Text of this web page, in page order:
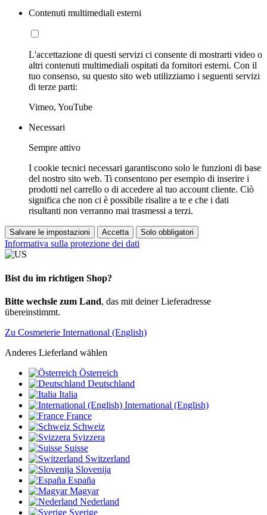
Contenuti multimediali esterni
L'accettazione di questi servizi ci consente di mostrarti video o
altri contenuti multimediali ospitati da fornitori esterni. Con il
tuo consenso, su questo sito web utilizziamo i seguenti servizi
di terze parti:
Vimeo, YouTube
Necessari
Sempre attivo
I cookie tecnici necessari garantiscono solo le funzioni di base
del nostro sito web. Ti consentono per esempio di inserire i
prodotti nel carrello o di accedere al tuo account cliente. Ciò
significa che non ci è possibile risalire a te e che i dati
risultanti non verranno mai trasmessi a terzi.
Salvare le impostazioni Accetta Solo obbligatori
Informativa sulla protezione dei dati
Bist du im richtigen Shop?
Bitte wechsle zum Land, das mit deiner Lieferadresse
übereinstimmt.
Zu Cosmeterie International (English)
Anderes Lieferland wählen
Österreich
Deutschland
Italia
International (English)
France
Schweiz
Svizzera
Suisse
Switzerland
Slovenija
España
Magyar
Nederland
Sverige